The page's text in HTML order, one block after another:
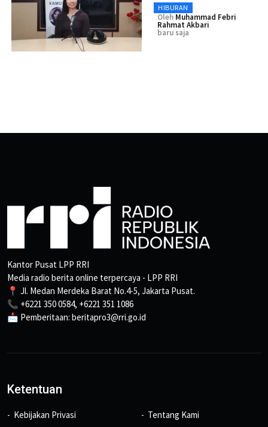
HIBURAN
Oleh Muhammad Febri
Rahmat Akbari
baru saja
Kantor Pusat LPP RRI
Media radio berita online terpercaya - LPP RRI
📍 Jl. Medan Merdeka Barat No.4-5, Jakarta Pusat.
📞 +6221 350 0584, +6221 351 1086
📩 Pemberitaan: beritapro3@rri.go.id
Ketentuan
Kebijakan Privasi
Tentang Kami